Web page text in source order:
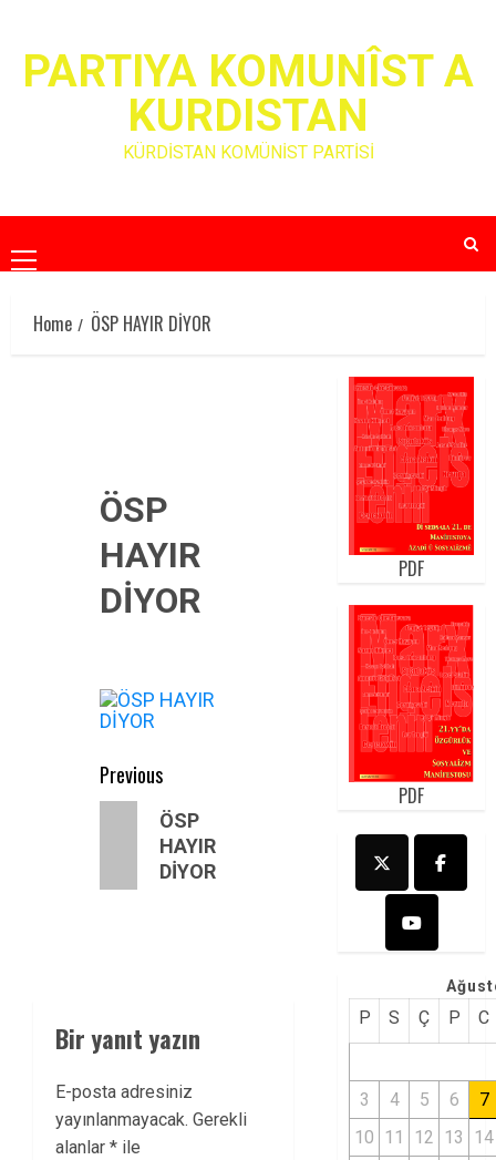
contentPARTIYA KOMUNÎST A
KURDISTAN
KÜRDİSTAN KOMÜNİST PARTİSİ
Primary
Menu
Home
ÖSP HAYIR DİYOR
ÖSP
HAYIR
DİYOR
Post
navigation
Previous
PreviousÖSP
HAYIR
DİYOR
Bir yanıt yazın
E-posta adresiniz
yayınlanmayacak. Gerekli
alanlar * ile
PDF
PDF
P S Ç P C
3 4 5 6
7
10 11 12 13
14